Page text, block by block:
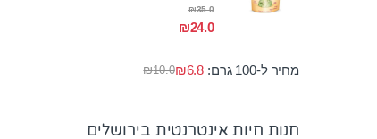
₪24.0
₪35.0
מחיר ל-100 גרם: ₪10.0₪6.8
חנות חיות אינטרנטית בירושלים